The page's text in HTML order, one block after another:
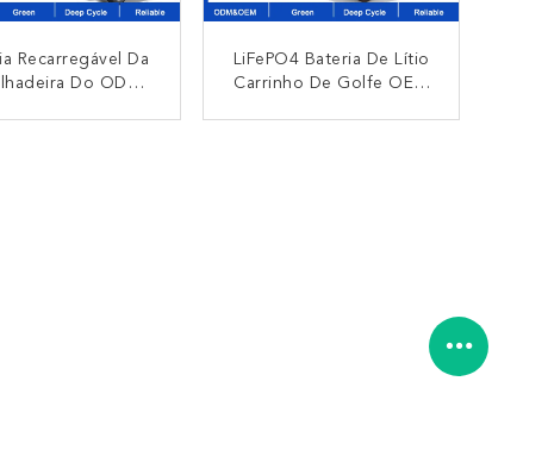
Recarregável Da
Do ODM
LiFePO4 Bateria De Lítio
Carrinho De Golfe OEM